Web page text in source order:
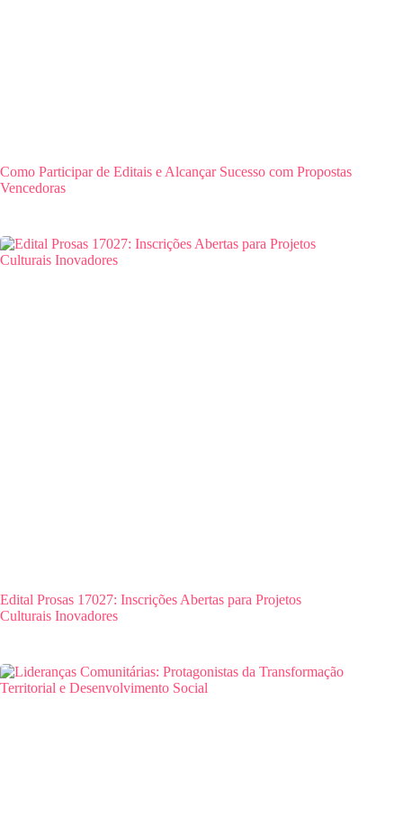
Como Participar de Editais e Alcançar Sucesso com Propostas
Vencedoras
Edital Prosas 17027: Inscrições Abertas para Projetos
Culturais Inovadores